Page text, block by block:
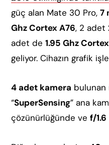
güç alan Mate 30 Pro, 7
Ghz Cortex A76, 2 adet
adet de 1.95 Ghz
geliyor. Cihazın grafik
4 adet kamera bulunan
“SuperSensing” ana
çözünürlüğünde ve f/1.6